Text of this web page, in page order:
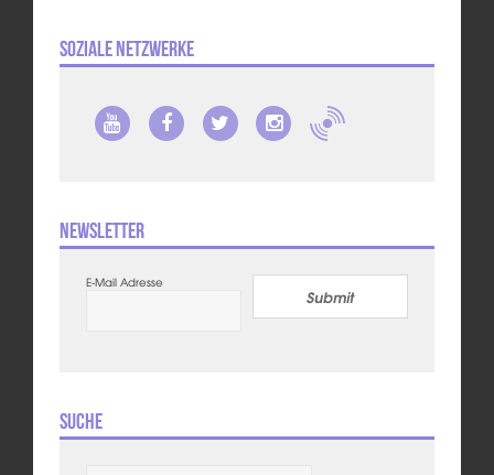
Soziale Netzwerke
Newsletter
E-Mail Adresse
Submit
Suche